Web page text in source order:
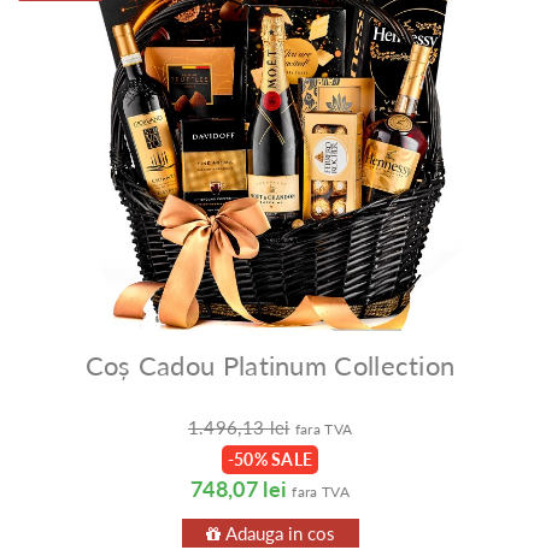
Coș Cadou Platinum Collection
1.496,13 lei fara TVA
-50% SALE
748,07 lei fara TVA
Adauga in cos